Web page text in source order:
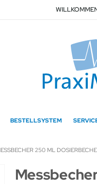
BESTELLSYSTEM
250 ML
Zum
Anfang